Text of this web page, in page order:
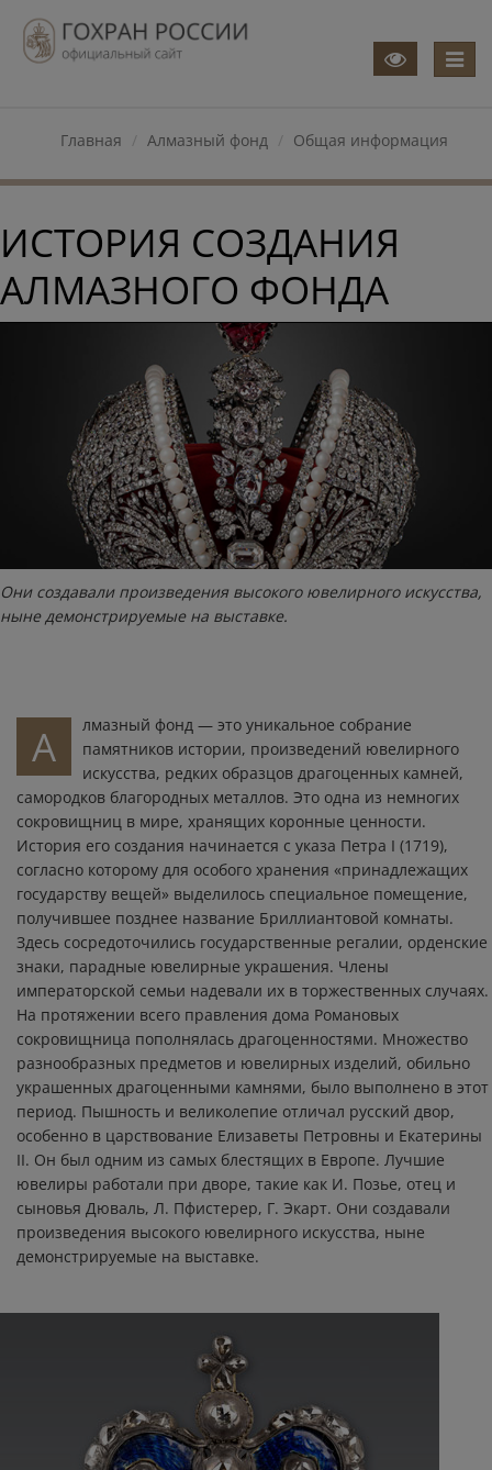
Меню
Главная Алмазный фонд Общая информация
ИСТОРИЯ СОЗДАНИЯ
АЛМАЗНОГО ФОНДА
Они создавали произведения высокого ювелирного искусства,
ныне демонстрируемые на выставке.
А
лмазный фонд — это уникальное собрание
памятников истории, произведений ювелирного
искусства, редких образцов драгоценных камней,
самородков благородных металлов. Это одна из немногих
сокровищниц в мире, хранящих коронные ценности.
История его создания начинается с указа Петра I (1719),
согласно которому для особого хранения «принадлежащих
государству вещей» выделилось специальное помещение,
получившее позднее название Бриллиантовой комнаты.
Здесь сосредоточились государственные регалии, орденские
знаки, парадные ювелирные украшения. Члены
императорской семьи надевали их в торжественных случаях.
На протяжении всего правления дома Романовых
сокровищница пополнялась драгоценностями. Множество
разнообразных предметов и ювелирных изделий, обильно
украшенных драгоценными камнями, было выполнено в этот
период. Пышность и великолепие отличал русский двор,
особенно в царствование Елизаветы Петровны и Екатерины
II. Он был одним из самых блестящих в Европе. Лучшие
ювелиры работали при дворе, такие как И. Позье, отец и
сыновья Дюваль, Л. Пфистерер, Г. Экарт. Они создавали
произведения высокого ювелирного искусства, ныне
демонстрируемые на выставке.